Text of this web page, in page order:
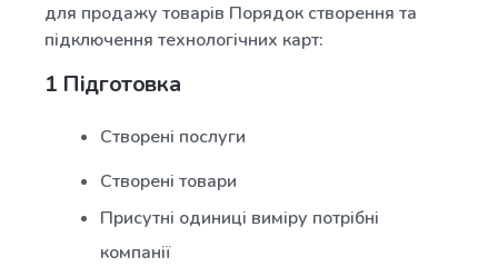
для продажу товарів Порядок створення та
підключення технологічних карт:
1 Підготовка
Створені послуги
Створені товари
Присутні одиниці виміру потрібні
компанії